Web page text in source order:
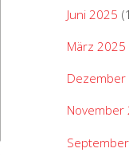
Juni 2025
März 2025
Dezember
November